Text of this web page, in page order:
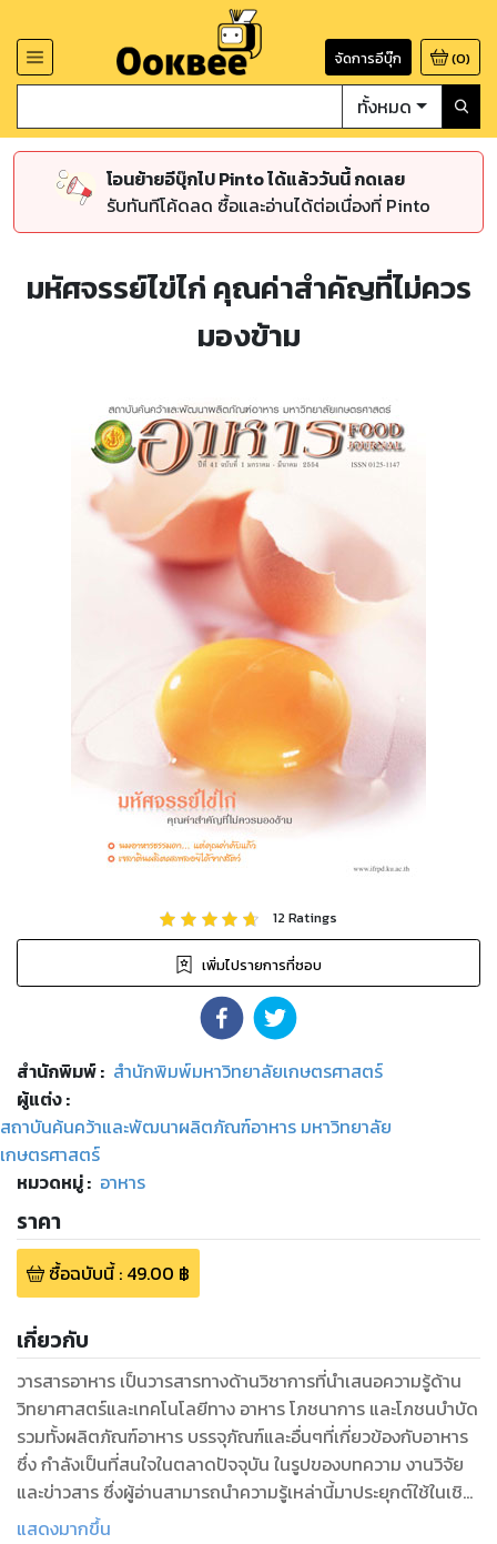
จัดการอีบุ๊ก (0)
ทั้งหมด
โอนย้ายอีบุ๊กไป Pinto ได้แล้ววันนี้ กดเลย
รับทันทีโค้ดลด ซื้อและอ่านได้ต่อเนื่องที่ Pinto
มหัศจรรย์ไข่ไก่ คุณค่าสำคัญที่ไม่ควร
มองข้าม
12Ratings
เพิ่มไปรายการที่ชอบ
สำนักพิมพ์: สำนักพิมพ์มหาวิทยาลัยเกษตรศาสตร์
ผู้แต่ง :
สถาบันค้นคว้าและพัฒนาผลิตภัณฑ์อาหาร มหาวิทยาลัย
เกษตรศาสตร์
หมวดหมู่: อาหาร
ราคา
ซื้อฉบับนี้: 49.00 ฿
เกี่ยวกับ
วารสารอาหาร เป็นวารสารทางด้านวิชาการที่นำเสนอความรู้ด้าน
วิทยาศาสตร์และเทคโนโลยีทาง อาหาร โภชนาการ และโภชนบำบัด
รวมทั้งผลิตภัณฑ์อาหาร บรรจุภัณฑ์และอื่นๆที่เกี่ยวข้องกับอาหาร
ซึ่ง กำลังเป็นที่สนใจในตลาดปัจจุบัน ในรูปของบทความ งานวิจัย
และข่าวสาร ซึ่งผู้อ่านสามารถนำความรู้เหล่านี้มาประยุกต์ใช้ในเชิง
ธุรกิจอุตสาหกรรมอาหาร หรือ ชีวิตประจำวันได้เป็นอย่างดี
แสดงมากขึ้น